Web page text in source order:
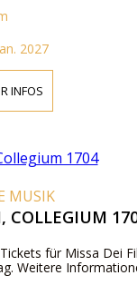
2027
INFOS
MUSIK
COLLEGIUM
für Missa Dei
Weitere